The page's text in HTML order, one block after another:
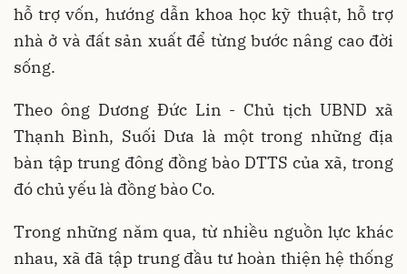
hỗ trợ vốn, hướng dẫn khoa học kỹ thuật, hỗ trợ
nhà ở và đất sản xuất để từng bước nâng cao đời
sống.
Theo ông Dương Đức Lin - Chủ tịch UBND xã
Thạnh Bình, Suối Dưa là một trong những địa
bàn tập trung đông đồng bào DTTS của xã, trong
đó chủ yếu là đồng bào Co.
Trong những năm qua, từ nhiều nguồn lực khác
nhau, xã đã tập trung đầu tư hoàn thiện hệ thống